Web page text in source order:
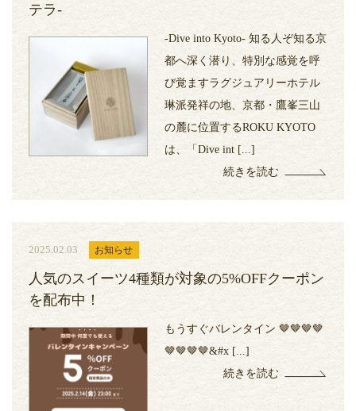
テラ-
-Dive into Kyoto- 知る人ぞ知る京
都へ深く潜り、特別な感覚を呼
び覚ますラグジュアリーホテル
琳派発祥の地、京都・鷹峯三山
の麓に位置するROKU KYOTO
は、「Dive int [...]
続きを読む
2025.02.03 お知らせ
人気のスイーツ4種類が対象の5%OFFクーポン
を配布中！
もうすぐバレンタイン 🤎🤎🤎🤎
🤎🤎🤎🤎&#x [...]
続きを読む